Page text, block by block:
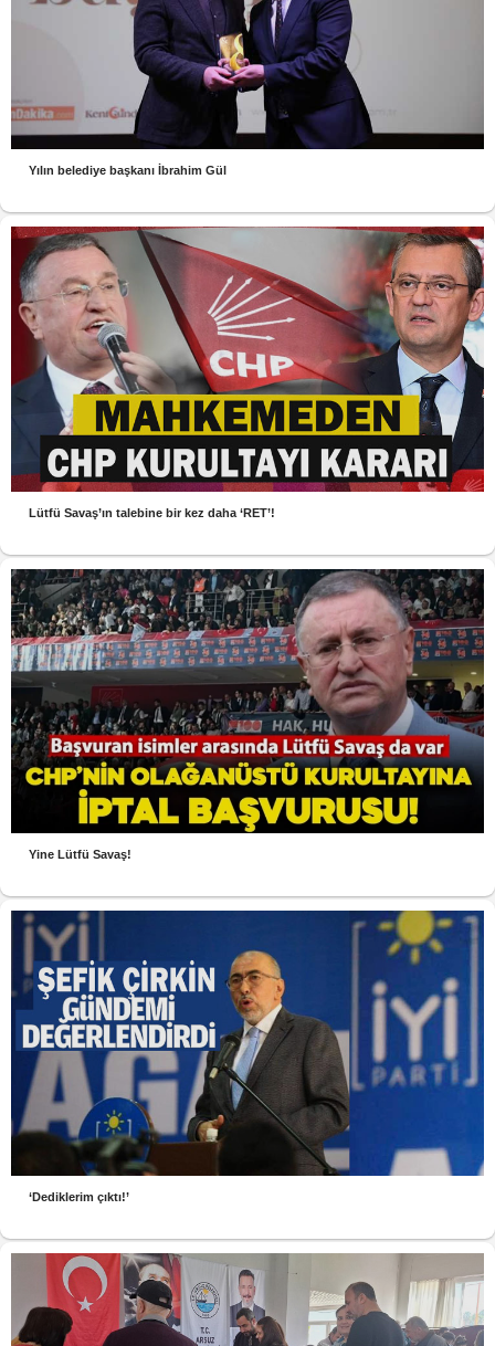
Yılın belediye başkanı İbrahim Gül
Lütfü Savaş’ın talebine bir kez daha ‘RET’!
Yine Lütfü Savaş!
‘Dediklerim çıktı!’